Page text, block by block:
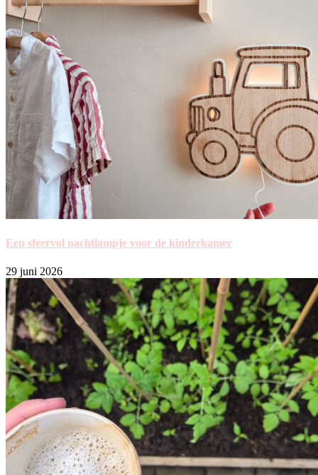
Een sfeervol nachtlampje voor de kinderkamer
29 juni 2026